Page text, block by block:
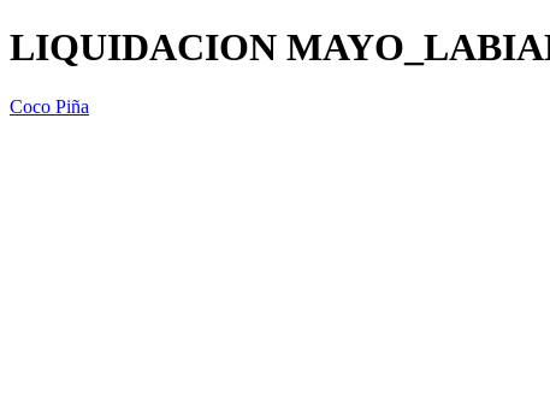
LIQUIDACION
Coco Piña